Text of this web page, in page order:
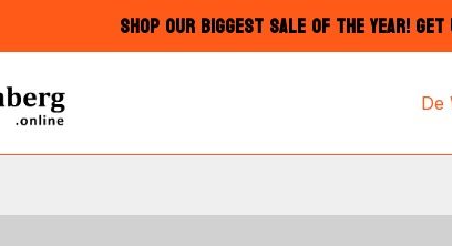
SHOP OUR BIGGEST SALE OF THE YEAR!
De